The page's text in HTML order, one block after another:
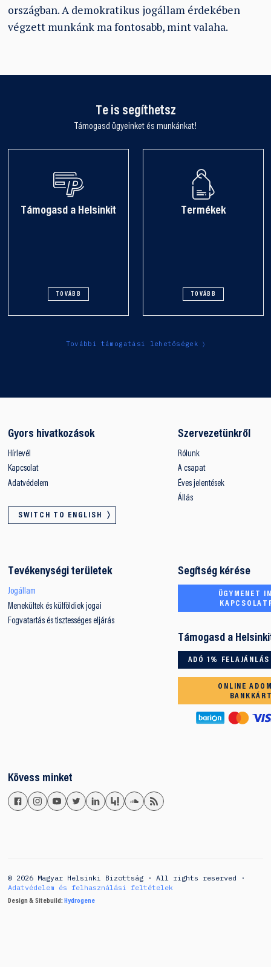
országban. A demokratikus jogállam érdekében
végzett munkánk ma fontosabb, mint valaha.
Te is segíthetsz
Támogasd ügyeinket és munkánkat!
Támogasd a Helsinkit
TOVÁBB
Termékek
TOVÁBB
További támogatási lehetőségek
Gyors hivatkozások
Hírlevél
Kapcsolat
Adatvédelem
SWITCH TO ENGLISH
Szervezetünkről
Rólunk
A csapat
Éves jelentések
Állás
Tevékenységi területek
Jogállam
Menekültek és külföldiek jogai
Fogvatartás és tisztességes eljárás
Segítség kérése
ÜGYMENET
Támogasd a
ADÓ 1% FELAJÁNLÁS
ONLINE
Kövess minket
© 2026 Magyar Helsinki Bizottság · All rights reserved ·
Adatvédelem és felhasználási feltételek
Design & Sitebuild: Hydrogene